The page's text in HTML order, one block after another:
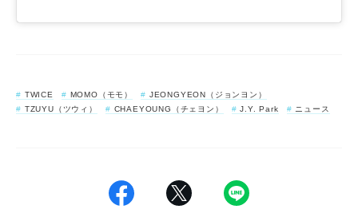
TWICE MOMO（モモ）
JEONGYEON（ジョンヨン）
TZUYU（ツウィ）
CHAEYOUNG（チェヨン） J.Y. Park ニュース